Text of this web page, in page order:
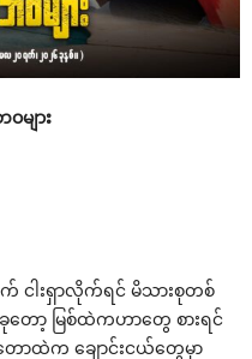
များ
ငါးရှာလိုက်ရင် မိသားစုတစ်
ော့ မြစ်ထဲကဟာတွေ စားရင်
ာထဲက ချောင်းငယ်တွေမှာ